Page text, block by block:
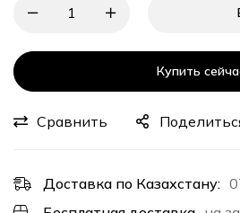
Купить
Сравнить
Доставка по Казахстану: